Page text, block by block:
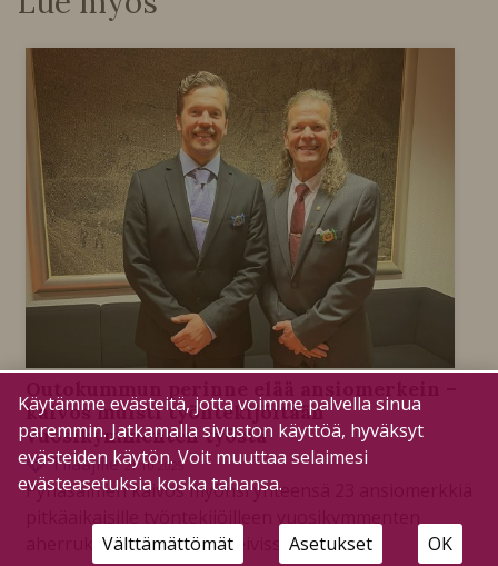
kaivos muisti työntekijöitään
vuosikymmenten työstä
Tilaajille 21.10.2025
Pyhäsalmen kaivos myönsi yhteensä 23 ansiomerkkiä
aherruksesta kaivoksen leivissä.
Käytämme evästeitä, jotta voimme palvella sinua
paremmin. Jatkamalla sivuston käyttöä, hyväksyt
evästeiden käytön. Voit muuttaa selaimesi
evästeasetuksia koska tahansa.
Välttämättömät Asetukset OK